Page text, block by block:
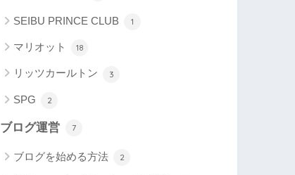
SEIBU PRINCE CLUB 1
マリオット 18
リッツカールトン 3
SPG 2
ブログ運営 7
ブログを始める方法 2